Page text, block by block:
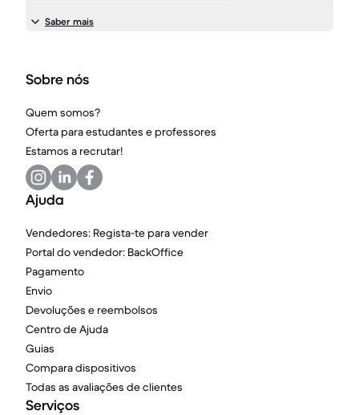
Saber mais
Sobre nós
Quem somos?
Oferta para estudantes e professores
Estamos a recrutar!
Ajuda
Vendedores: Regista-te para vender
Portal do vendedor: BackOffice
Pagamento
Envio
Devoluções e reembolsos
Centro de Ajuda
Guias
Compara dispositivos
Todas as avaliações de clientes
Serviços